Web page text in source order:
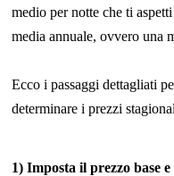
medio per notte che ti
media annuale, ovvero una
Ecco i passaggi dettagliati
determinare i prezzi
1) Imposta il prezzo base